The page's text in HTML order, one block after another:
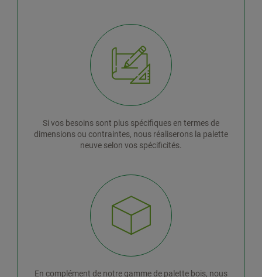
Si vos besoins sont plus spécifiques en termes de
dimensions ou contraintes, nous réaliserons la palette
neuve selon vos spécificités.
En complément de notre gamme de palette bois, nous